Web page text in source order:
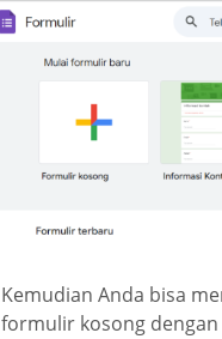
Kemudian Anda bisa
formulir kosong